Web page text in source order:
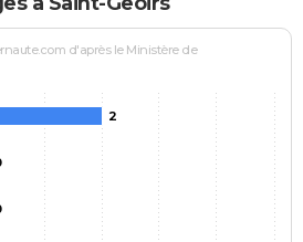
d'après le Ministère de
2